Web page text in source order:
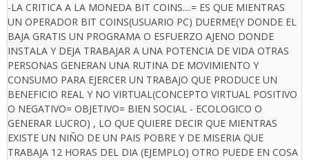
-LA CRITICA A LA MONEDA BIT COINS....= ES QUE MIENTRAS
UN OPERADOR BIT COINS(USUARIO PC) DUERME(Y DONDE EL
BAJA GRATIS UN PROGRAMA O ESFUERZO AJENO DONDE
INSTALA Y DEJA TRABAJAR A UNA POTENCIA DE VIDA OTRAS
PERSONAS GENERAN UNA RUTINA DE MOVIMIENTO Y
CONSUMO PARA EJERCER UN TRABAJO QUE PRODUCE UN
BENEFICIO REAL Y NO VIRTUAL(CONCEPTO VIRTUAL POSITIVO
O NEGATIVO= OBJETIVO= BIEN SOCIAL - ECOLOGICO O
GENERAR LUCRO) , LO QUE QUIERE DECIR QUE MIENTRAS
EXISTE UN NIÑO DE UN PAIS POBRE Y DE MISERIA QUE
TRABAJA 12 HORAS DEL DIA (EJEMPLO) OTRO PUEDE EN COSA